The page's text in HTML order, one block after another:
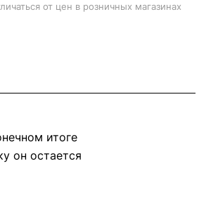
от цен в розничных магазинах
итоге
он остается